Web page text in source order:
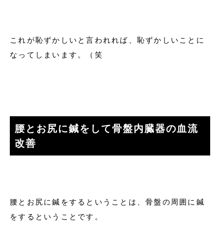
これが恥ずかしいと言われれば、恥ずかしいことに
なってしまいます。（笑
腰とお尻に鍼をして骨盤内臓器の血流
改善
腰とお尻に鍼をするということは、骨盤の周囲に鍼
をするということです。